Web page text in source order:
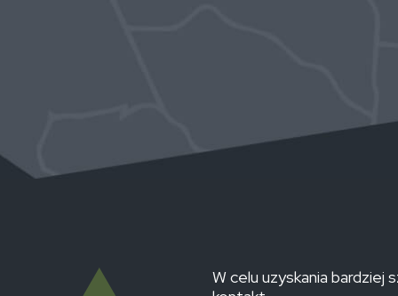
W celu uzyskania bardziej